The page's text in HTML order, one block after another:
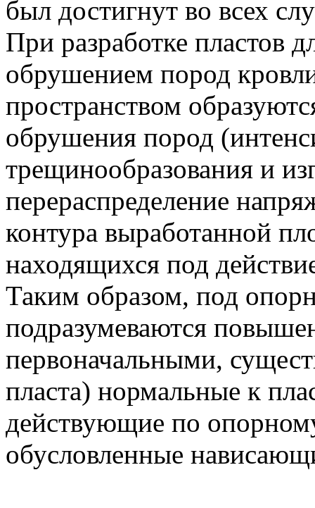
был достигнут во всех
При разработке пластов
обрушением пород
пространством
обрушения пород
трещинообразования и
перераспределение
контура выработанной
находящихся под
Таким образом, под
подразумеваются
первоначальными,
пласта) нормальные к
действующие по
обусловленные